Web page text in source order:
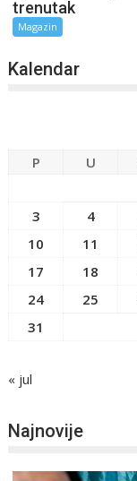
trenutak
Magazin
Kalendar
P U
3
4
10
11
17
18
24
25
31
« jul
Najnovije